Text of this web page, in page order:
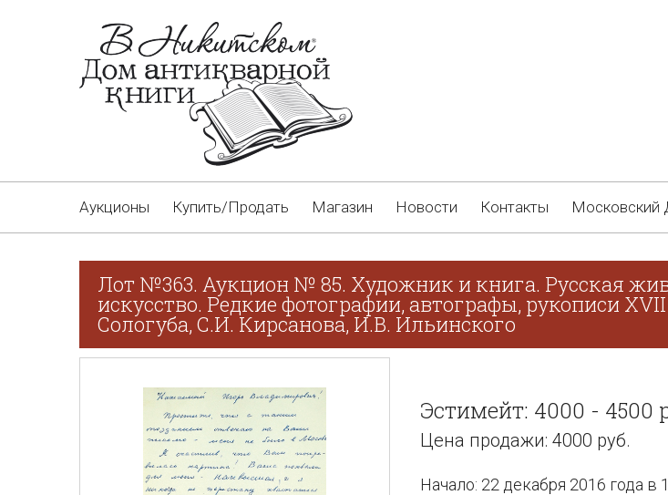
Аукционы Купить/Продать Магазин Новости Контакты Московский
Лот №363. Аукцион № 85. Художник и книга. Русская
искусство. Редкие фотографии, автографы, рукописи
Сологуба, С.И. Кирсанова, И.В. Ильинского
Эстимейт: 4000 - 4500
Цена продажи: 4000 руб.
Начало: 22 декабря 2016 года в